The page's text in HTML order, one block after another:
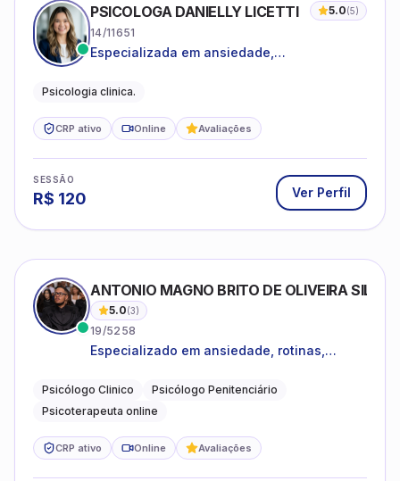
PSICOLOGA DANIELLY LICETTI 5.0(5)
14/11651
Especializada em ansiedade,
Psicologia clinica.
CRP ativo Online Avaliações
SESSÃO
R$ 120 Ver Perfil
ANTONIO MAGNO BRITO DE OLIVEIRA SILVA
5.0(3)
19/5258
Especializado em ansiedade, rotinas,
familiares e questões comportamentais.
Psicólogo Clinico
Psicólogo Penitenciário
Psicoterapeuta online
CRP ativo Online Avaliações